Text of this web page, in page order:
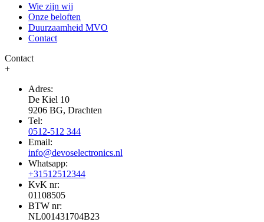
Wie zijn wij
Onze beloften
Duurzaamheid MVO
Contact
Contact
+
Adres:
De Kiel 10
9206 BG, Drachten
Tel:
0512-512 344
Email:
info@devoselectronics.nl
Whatsapp:
+31512512344
KvK nr:
01108505
BTW nr:
NL001431704B23